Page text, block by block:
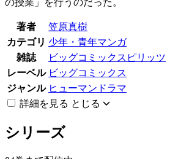
著者
笠原真樹
カテゴリ 少年・青年マンガ
雑誌
ビッグコミックスピリッツ
レーベル ビッグコミックス
ジャンル ヒューマンドラマ
詳細を見る とじる
シリーズ